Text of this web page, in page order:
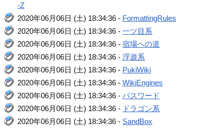
-Z
2020年06月06日 (土) 18:34:36 - FormattingRules
2020年06月06日 (土) 18:34:36 -一ツ目系
2020年06月06日 (土) 18:34:36 -宿場への道
2020年06月06日 (土) 18:34:36 -浮遊系
2020年06月06日 (土) 18:34:36 - PukiWiki
2020年06月06日 (土) 18:34:36 -WikiEngines
2020年06月06日 (土) 18:34:36 -パスワード
2020年06月06日 (土) 18:34:36 - ドラゴン系
2020年06月06日 (土) 18:34:36 - SandBox